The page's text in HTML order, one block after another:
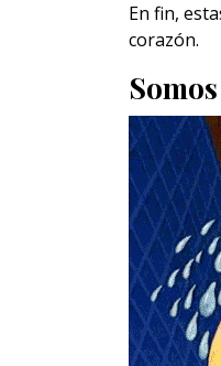
En fin,
corazón.